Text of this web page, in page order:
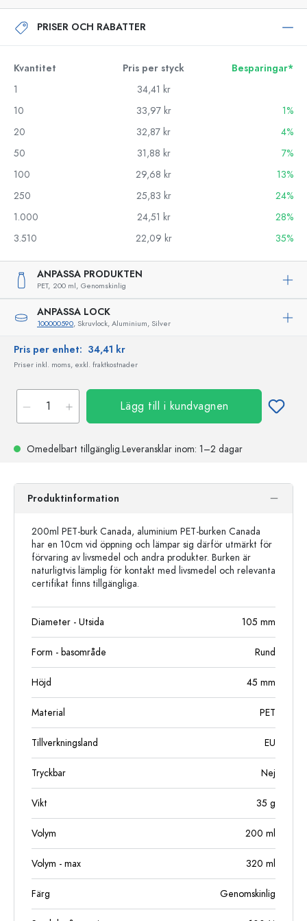
PRISER OCH RABATTER
Kvantitet Pris per styck
Besparingar*
1
34,41 kr
10
33,97 kr
1%
20
32,87 kr
4%
50
31,88 kr
7%
100
29,68 kr
13%
250
25,83 kr
24%
1.000
24,51 kr
28%
3.510
22,09 kr 35%
ANPASSA PRODUKTEN
PET, 200 ml, Genomskinlig
ANPASSA LOCK
100000590, Skruvlock, Aluminium, Silver
Pris per enhet: 34,41 kr
Priser inkl. moms, exkl. fraktkostnader
Lägg till i kundvagnen
Omedelbart tillgänglig.Leveransklar inom: 1–2 dagar
Produktinformation
200ml PET-burk Canada, aluminium PET-burken Canada
har en 10cm vid öppning och lämpar sig därför utmärkt för
förvaring av livsmedel och andra produkter. Burken är
naturligtvis lämplig för kontakt med livsmedel och relevanta
certifikat finns tillgängliga.
Diameter - Utsida 105 mm
Form - basområde Rund
Höjd 45 mm
Material PET
Tillverkningsland EU
Tryckbar Nej
Vikt 35 g
Volym 200 ml
Volym - max 320 ml
Färg Genomskinlig